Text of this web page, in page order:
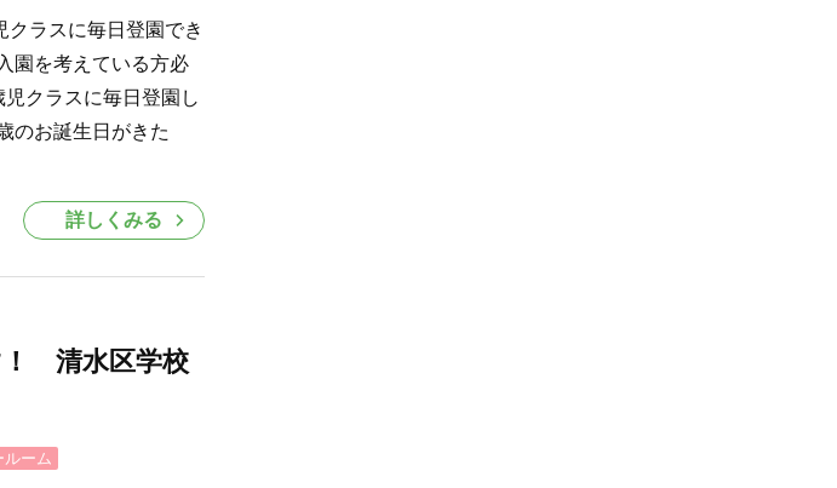
クラスに毎日登園でき
園を考えている方必
クラスに毎日登園し
のお誕生日がきた
詳しくみる
！ 清水区学校
ルーム